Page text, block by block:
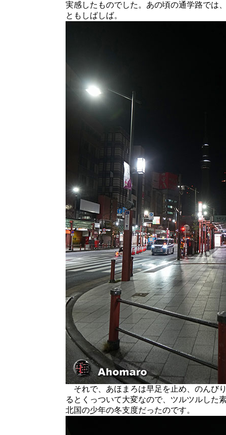
実感したものでした。あの頃の通学路では
ともしばしば。
それで、あほまろは早足を止め、のんび
るとくっついて大変なので、ツルツルした
北国の少年の冬支度だったのです。